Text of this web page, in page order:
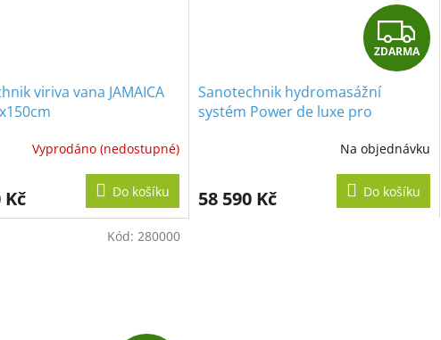
viriva vana JAMAICA
Vyprodáno (nedostupné)
Kč Do košíku
Z
D
R
M
A
ZDARMA
Sanotechnik hydromasážní
systém Power de luxe pro
Na objednávku
58 590 Kč Do košíku
Kód: 280000